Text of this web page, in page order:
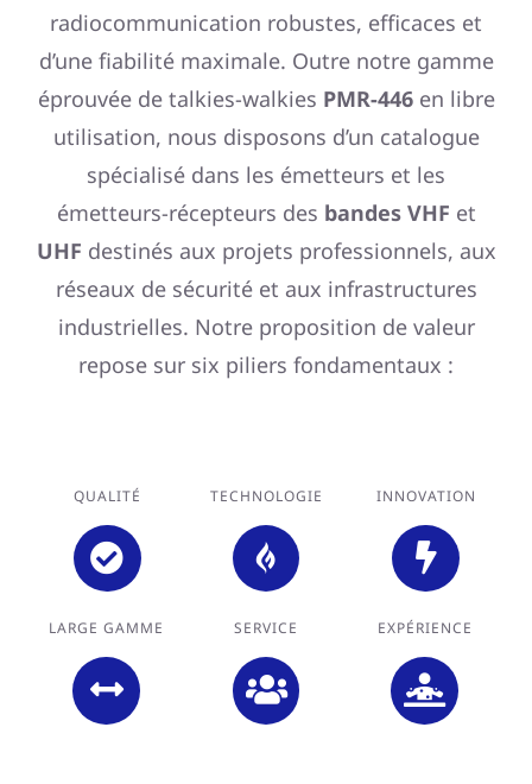
radiocommunication robustes, efficaces et
d’une fiabilité maximale. Outre notre gamme
éprouvée de talkies-walkies PMR-446en libre
utilisation, nous disposons d’un catalogue
spécialisé dans les émetteurs et les
émetteurs-récepteurs des bandes VHF et
UHF destinés aux projets professionnels, aux
réseaux de sécurité et aux infrastructures
industrielles. Notre proposition de valeur
repose sur six piliers fondamentaux :
QUALITÉ TECHNOLOGIE INNOVATION
LARGE GAMME SERVICE EXPÉRIENCE